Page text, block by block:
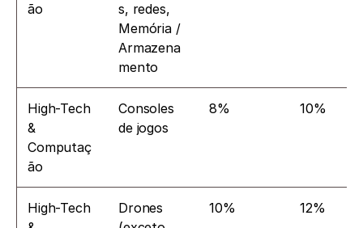
ão
s, redes,
Memória /
Armazena
mento
High-Tech
&
Computaç
ão
Consoles
de jogos
8% 10%
High-Tech
Drones
10% 12%